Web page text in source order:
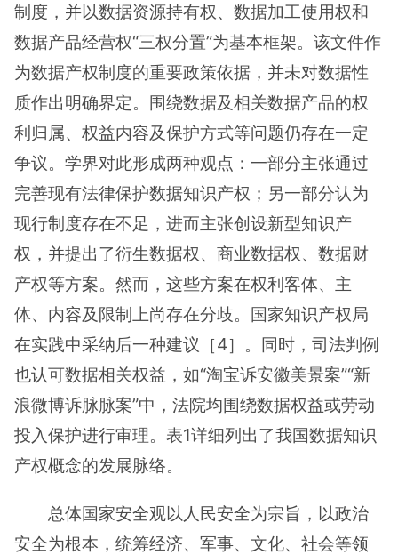
制度，并以数据资源持有权、数据加工使用权和
数据产品经营权“三权分置”为基本框架。该文件作
为数据产权制度的重要政策依据，并未对数据性
质作出明确界定。围绕数据及相关数据产品的权
利归属、权益内容及保护方式等问题仍存在一定
争议。学界对此形成两种观点：一部分主张通过
完善现有法律保护数据知识产权；另一部分认为
现行制度存在不足，进而主张创设新型知识产
权，并提出了衍生数据权、商业数据权、数据财
产权等方案。然而，这些方案在权利客体、主
体、内容及限制上尚存在分歧。国家知识产权局
在实践中采纳后一种建议［4］。同时，司法判例
也认可数据相关权益，如“淘宝诉安徽美景案”“新
浪微博诉脉脉案”中，法院均围绕数据权益或劳动
投入保护进行审理。表1详细列出了我国数据知识
产权概念的发展脉络。
总体国家安全观以人民安全为宗旨，以政治
安全为根本，统筹经济、军事、文化、社会等领